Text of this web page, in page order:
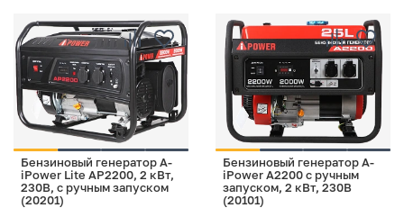
Бензиновый генератор A-
iPower Lite AP2200, 2 кВт,
230В, с ручным запуском
(20201)
Бензиновый генератор A-
iPower A2200 с ручным
запуском, 2 кВт, 230В
(20101)